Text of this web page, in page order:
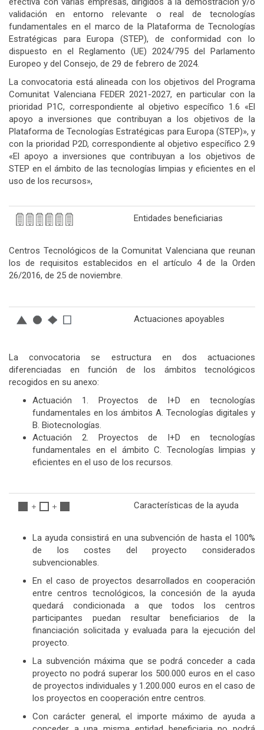
validación en entorno relevante o real de tecnologías
fundamentales en el marco de la Plataforma de Tecnologías
Estratégicas para Europa (STEP), de conformidad con lo
dispuesto en el Reglamento (UE) 2024/795 del Parlamento
Europeo y del Consejo, de 29 de febrero de 2024.
La convocatoria está alineada con los objetivos del Programa
Comunitat Valenciana FEDER 2021-2027, en particular con la
prioridad P1C, correspondiente al objetivo específico 1.6 «El
apoyo a inversiones que contribuyan a los objetivos de la
Plataforma de Tecnologías Estratégicas para Europa (STEP)», y
con la prioridad P2D, correspondiente al objetivo específico 2.9
«El apoyo a inversiones que contribuyan a los objetivos de
STEP en el ámbito de las tecnologías limpias y eficientes en el
uso de los recursos»,
Entidades beneficiarias
Centros Tecnológicos de la Comunitat Valenciana que reunan
los de requisitos establecidos en el artículo 4 de la Orden
26/2016, de 25 de noviembre.
Actuaciones apoyables
La convocatoria se estructura en dos actuaciones
diferenciadas en función de los ámbitos tecnológicos
recogidos en su anexo:
Actuación 1. Proyectos de I+D en tecnologías
fundamentales en los ámbitos A. Tecnologías digitales y
B. Biotecnologías.
Actuación 2. Proyectos de I+D en tecnologías
fundamentales en el ámbito C. Tecnologías limpias y
eficientes en el uso de los recursos.
Características de la ayuda
La ayuda consistirá en una subvención de hasta el 100%
de los costes del proyecto considerados
subvencionables.
En el caso de proyectos desarrollados en cooperación
entre centros tecnológicos, la concesión de la ayuda
quedará condicionada a que todos los centros
participantes puedan resultar beneficiarios de la
financiación solicitada y evaluada para la ejecución del
proyecto.
La subvención máxima que se podrá conceder a cada
proyecto no podrá superar los 500.000 euros en el caso
de proyectos individuales y 1.200.000 euros en el caso de
los proyectos en cooperación entre centros.
Con carácter general, el importe máximo de ayuda a